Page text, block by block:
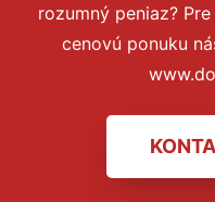
rozumný peniaz?
cenovú ponuku